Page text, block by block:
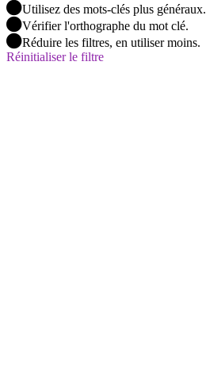
Utilisez des mots-clés plus généraux.
Vérifier l'orthographe du mot clé.
Réduire les filtres, en utiliser moins.
Réinitialiser le filtre